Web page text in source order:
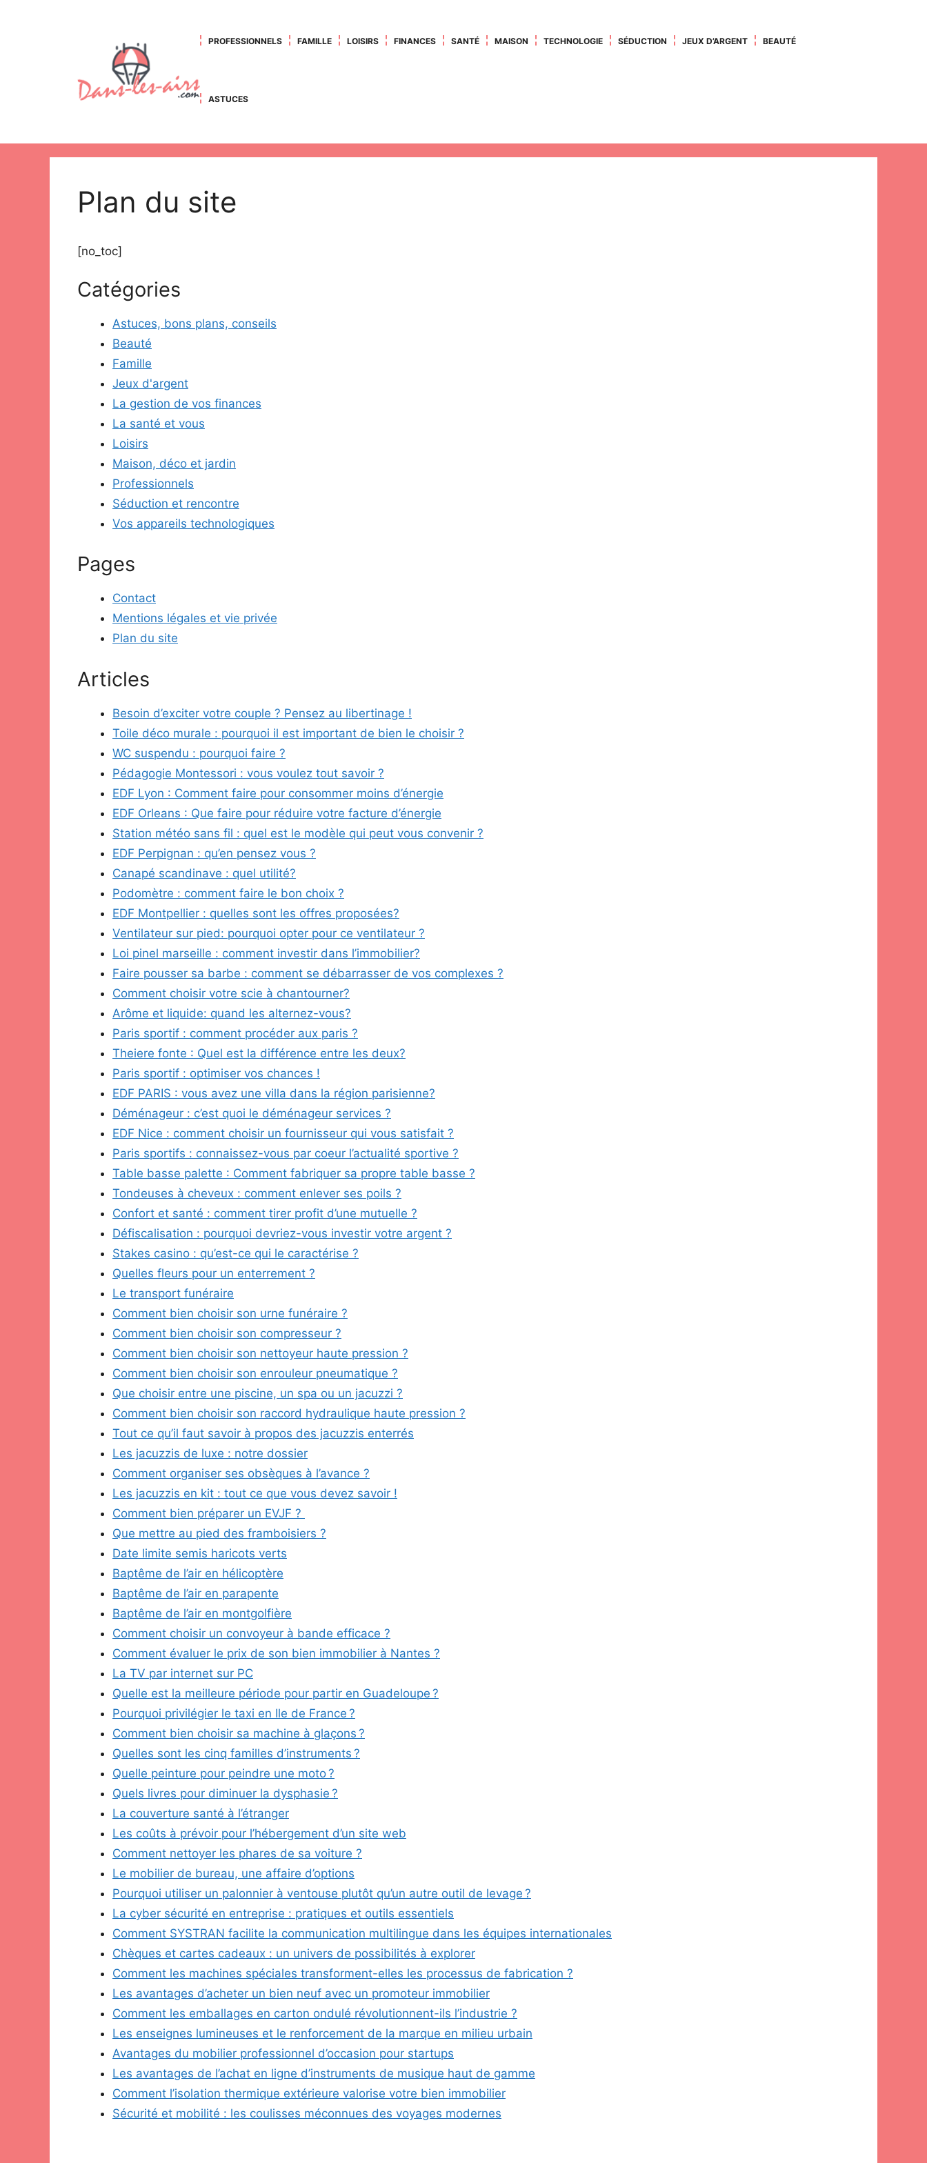
PROFESSIONNELS FAMILLE LOISIRS FINANCES SANTÉ MAISON TECHNOLOGIE SÉDUCTION JEUX D’ARGENT BEAUTÉ
ASTUCES
Plan du site
[no_toc]
Catégories
Astuces, bons plans, conseils
Beauté
Famille
Jeux d'argent
La gestion de vos finances
La santé et vous
Loisirs
Maison, déco et jardin
Professionnels
Séduction et rencontre
Vos appareils technologiques
Pages
Contact
Mentions légales et vie privée
Plan du site
Articles
Besoin d’exciter votre couple ? Pensez au libertinage !
Toile déco murale : pourquoi il est important de bien le choisir ?
WC suspendu : pourquoi faire ?
Pédagogie Montessori : vous voulez tout savoir ?
EDF Lyon : Comment faire pour consommer moins d’énergie
EDF Orleans : Que faire pour réduire votre facture d’énergie
Station météo sans fil : quel est le modèle qui peut vous convenir ?
EDF Perpignan : qu’en pensez vous ?
Canapé scandinave : quel utilité?
Podomètre : comment faire le bon choix ?
EDF Montpellier : quelles sont les offres proposées?
Ventilateur sur pied: pourquoi opter pour ce ventilateur ?
Loi pinel marseille : comment investir dans l’immobilier?
Faire pousser sa barbe : comment se débarrasser de vos complexes ?
Comment choisir votre scie à chantourner?
Arôme et liquide: quand les alternez-vous?
Paris sportif : comment procéder aux paris ?
Theiere fonte : Quel est la différence entre les deux?
Paris sportif : optimiser vos chances !
EDF PARIS : vous avez une villa dans la région parisienne?
Déménageur : c’est quoi le déménageur services ?
EDF Nice : comment choisir un fournisseur qui vous satisfait ?
Paris sportifs : connaissez-vous par coeur l’actualité sportive ?
Table basse palette : Comment fabriquer sa propre table basse ?
Tondeuses à cheveux : comment enlever ses poils ?
Confort et santé : comment tirer profit d’une mutuelle ?
Défiscalisation : pourquoi devriez-vous investir votre argent ?
Stakes casino : qu’est-ce qui le caractérise ?
Quelles fleurs pour un enterrement ?
Le transport funéraire
Comment bien choisir son urne funéraire ?
Comment bien choisir son compresseur ?
Comment bien choisir son nettoyeur haute pression ?
Comment bien choisir son enrouleur pneumatique ?
Que choisir entre une piscine, un spa ou un jacuzzi ?
Comment bien choisir son raccord hydraulique haute pression ?
Tout ce qu’il faut savoir à propos des jacuzzis enterrés
Les jacuzzis de luxe : notre dossier
Comment organiser ses obsèques à l’avance ?
Les jacuzzis en kit : tout ce que vous devez savoir !
Comment bien préparer un EVJF ?
Que mettre au pied des framboisiers ?
Date limite semis haricots verts
Baptême de l’air en hélicoptère
Baptême de l’air en parapente
Baptême de l’air en montgolfière
Comment choisir un convoyeur à bande efficace ?
Comment évaluer le prix de son bien immobilier à Nantes ?
La TV par internet sur PC
Quelle est la meilleure période pour partir en Guadeloupe ?
Pourquoi privilégier le taxi en Ile de France ?
Comment bien choisir sa machine à glaçons ?
Quelles sont les cinq familles d’instruments ?
Quelle peinture pour peindre une moto ?
Quels livres pour diminuer la dysphasie ?
La couverture santé à l’étranger
Les coûts à prévoir pour l’hébergement d’un site web
Comment nettoyer les phares de sa voiture ?
Le mobilier de bureau, une affaire d’options
Pourquoi utiliser un palonnier à ventouse plutôt qu’un autre outil de levage ?
La cyber sécurité en entreprise : pratiques et outils essentiels
Comment SYSTRAN facilite la communication multilingue dans les équipes internationales
Chèques et cartes cadeaux : un univers de possibilités à explorer
Comment les machines spéciales transforment-elles les processus de fabrication ?
Les avantages d’acheter un bien neuf avec un promoteur immobilier
Comment les emballages en carton ondulé révolutionnent-ils l’industrie ?
Les enseignes lumineuses et le renforcement de la marque en milieu urbain
Avantages du mobilier professionnel d’occasion pour startups
Les avantages de l’achat en ligne d’instruments de musique haut de gamme
Comment l’isolation thermique extérieure valorise votre bien immobilier
Sécurité et mobilité : les coulisses méconnues des voyages modernes